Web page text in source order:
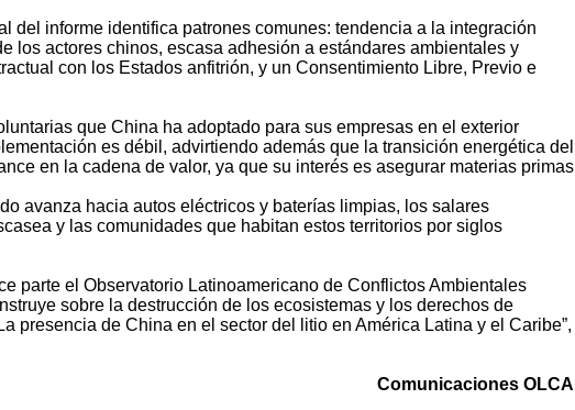
del informe identifica patrones comunes: tendencia a la integración
los actores chinos, escasa adhesión a estándares ambientales y
con los Estados anfitrión, y un Consentimiento Libre, Previo e
que China ha adoptado para sus empresas en el exterior
es débil, advirtiendo además que la transición energética del
en la cadena de valor, ya que su interés es asegurar materias primas
avanza hacia autos eléctricos y baterías limpias, los salares
y las comunidades que habitan estos territorios por siglos
parte el Observatorio Latinoamericano de Conflictos Ambientales
sobre la destrucción de los ecosistemas y los derechos de
presencia de China en el sector del litio en América Latina y el Caribe”,
Comunicaciones OLCA